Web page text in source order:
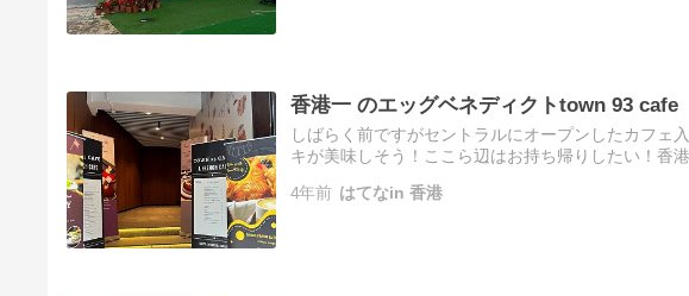
香港一 のエッグベネディクトtown 93 cafe
しばらく前ですがセントラルにオープンしたカフェ
キが美味しそう！ここら辺はお持ち帰りしたい！香
4年前 はてなin 香港